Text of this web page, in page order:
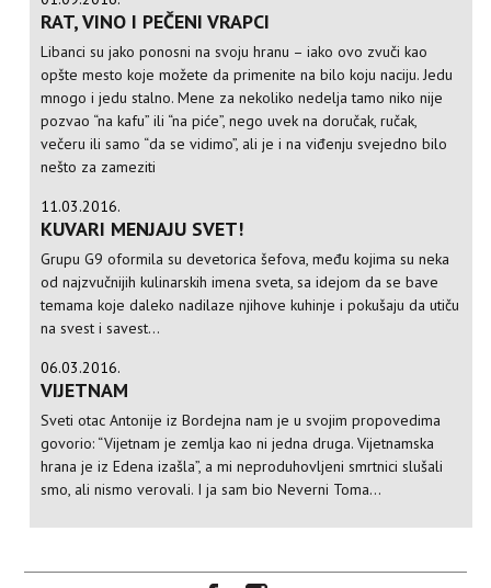
RAT, VINO I PEČENI VRAPCI
Libanci su jako ponosni na svoju hranu – iako ovo zvuči kao
opšte mesto koje možete da primenite na bilo koju naciju. Jedu
mnogo i jedu stalno. Mene za nekoliko nedelja tamo niko nije
pozvao “na kafu” ili “na piće”, nego uvek na doručak, ručak,
večeru ili samo “da se vidimo”, ali je i na viđenju svejedno bilo
nešto za zameziti
11.03.2016.
KUVARI MENJAJU SVET!
Grupu G9 oformila su devetorica šefova, među kojima su neka
od najzvučnijih kulinarskih imena sveta, sa idejom da se bave
temama koje daleko nadilaze njihove kuhinje i pokušaju da utiču
na svest i savest...
06.03.2016.
VIJETNAM
Sveti otac Antonije iz Bordejna nam je u svojim propovedima
govorio: “Vijetnam je zemlja kao ni jedna druga. Vijetnamska
hrana je iz Edena izašla”, a mi neproduhovljeni smrtnici slušali
smo, ali nismo verovali. I ja sam bio Neverni Toma...